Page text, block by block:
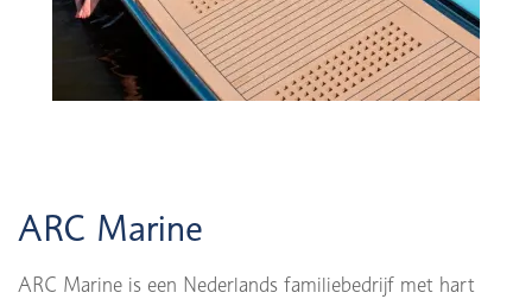
ARC Marine
ARC Marine is een Nederlands familiebedrijf met hart